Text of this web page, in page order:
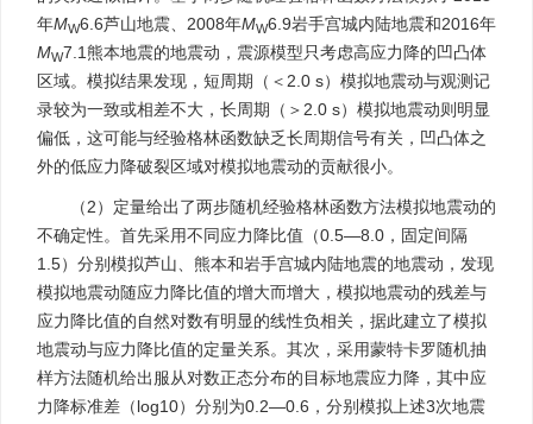
年MW6.6芦山地震、2008年MW6.9岩手宫城内陆地震和2016年
MW7.1熊本地震的地震动，震源模型只考虑高应力降的凹凸体
区域。模拟结果发现，短周期（＜2.0 s）模拟地震动与观测记
录较为一致或相差不大，长周期（＞2.0 s）模拟地震动则明显
偏低，这可能与经验格林函数缺乏长周期信号有关，凹凸体之
外的低应力降破裂区域对模拟地震动的贡献很小。
（2）定量给出了两步随机经验格林函数方法模拟地震动的
不确定性。首先采用不同应力降比值（0.5—8.0，固定间隔
1.5）分别模拟芦山、熊本和岩手宫城内陆地震的地震动，发现
模拟地震动随应力降比值的增大而增大，模拟地震动的残差与
应力降比值的自然对数有明显的线性负相关，据此建立了模拟
地震动与应力降比值的定量关系。其次，采用蒙特卡罗随机抽
样方法随机给出服从对数正态分布的目标地震应力降，其中应
力降标准差（log10）分别为0.2—0.6，分别模拟上述3次地震